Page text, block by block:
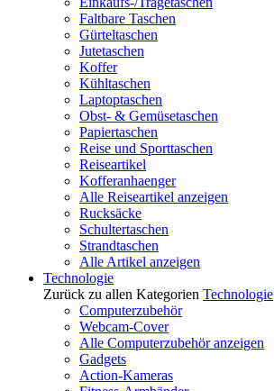
Faltbare Taschen
Gürteltaschen
Jutetaschen
Koffer
Kühltaschen
Laptoptaschen
Obst- & Gemüsetaschen
Papiertaschen
Reise und Sporttaschen
Reiseartikel
Kofferanhaenger
Alle Reiseartikel anzeigen
Rucksäcke
Schultertaschen
Strandtaschen
Alle Artikel anzeigen
Technologie
Zurück zu allen Kategorien Technologie
Computerzubehör
Webcam-Cover
Alle Computerzubehör anzeigen
Gadgets
Action-Kameras